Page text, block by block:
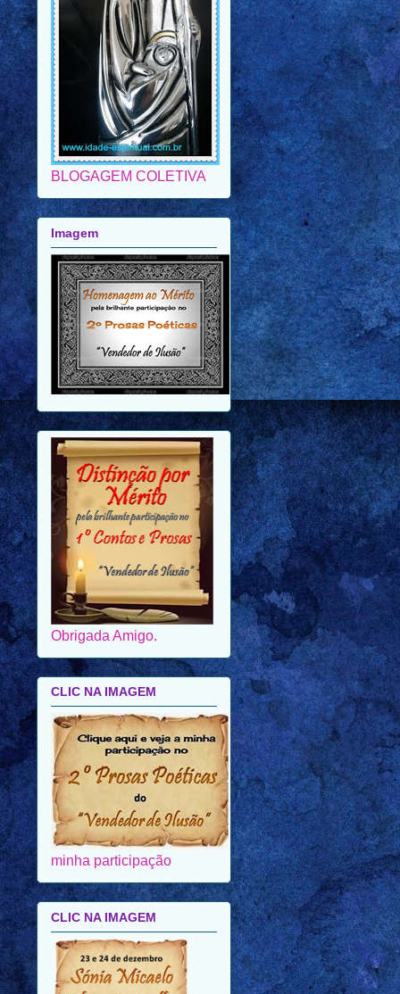
BLOGAGEM COLETIVA
Obrigada Amigo.
minha participação